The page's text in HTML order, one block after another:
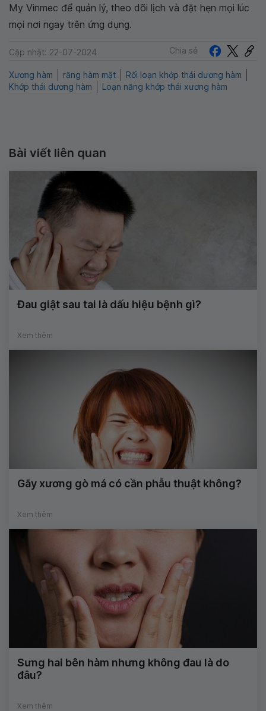
My Vinmec để quản lý, theo dõi lịch và đặt hẹn mọi lúc
mọi nơi ngay trên ứng dụng.
Cập nhật: 22-07-2024 Chia sẻ
Xương hàm răng hàm mặt
Rối loạn khớp thái dương hàm
Khớp thái dương hàm
Loạn năng khớp thái xương hàm
Bài viết liên quan
Đau giật sau tai là dấu hiệu bệnh gì?
Xem thêm
Gãy xương gò má có cần phẫu thuật không?
Xem thêm
Sưng hai bên hàm nhưng không đau là do
đâu?
Xem thêm